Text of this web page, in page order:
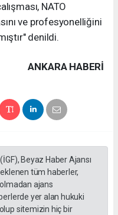
NATO
ve profesyonelliğini
denildi.
ANKARA HABERİ
Beyaz Haber Ajansı
tüm haberler,
ajans
yer alan hukuki
sitemizin hiç bir